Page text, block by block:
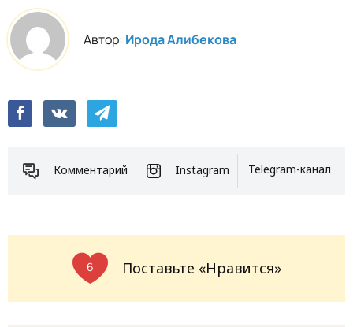
Автор: Ирода Алибекова
Комментарий Instagram Telegram-канал
6 Поставьте «Нравится»